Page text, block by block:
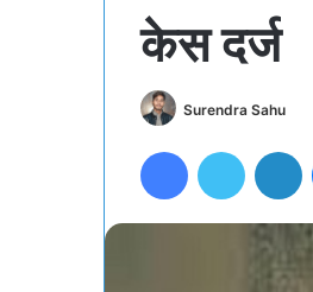
केस दर्ज
Surendra Sahu
FacebookTwitter